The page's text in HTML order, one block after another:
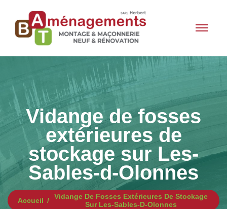
Vidange de fosses
extérieures de
stockage sur Les-
Sables-d-Olonnes
Accueil
Vidange De Fosses Extérieures De Stockage
Sur Les-Sables-D-Olonnes